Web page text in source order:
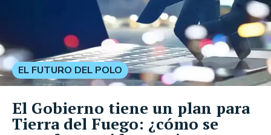
EL FUTURO DEL POLO
El Gobierno tiene un plan para
Tierra del Fuego: ¿cómo se